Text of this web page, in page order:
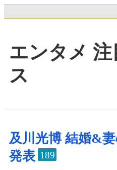
エンタメ
ス
及川光博 結婚&
発表 189